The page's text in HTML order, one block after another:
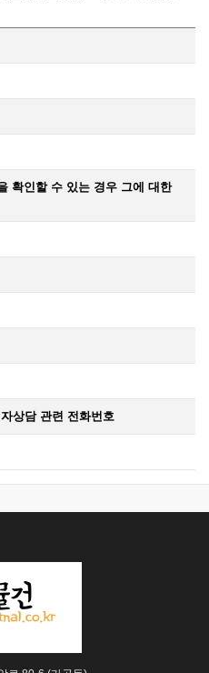
확인할 수 있는 경우 그에 대한
상담 관련 전화번호